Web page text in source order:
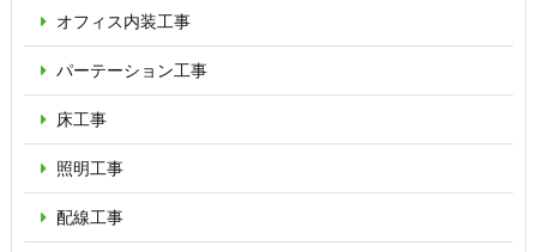
オフィス内装工事
パーテーション工事
床工事
照明工事
配線工事